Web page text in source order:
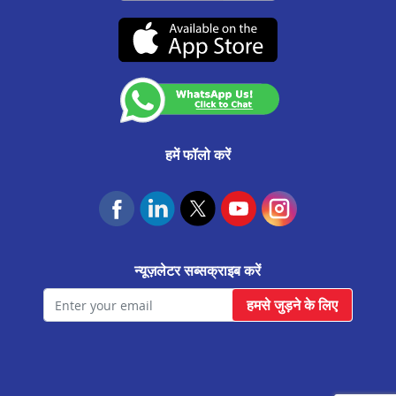
सतारा मे प्रॉपर्टी पर लोन
रत्नागिरि मे प्रॉपर्टी पर लोन
पेण मे प्रॉपर्टी पर लोन
पनवेल मे प्रॉपर्टी पर लोन
मुंबई मे प्रॉपर्टी पर लोन
कराडी मे प्रॉपर्टी पर लोन
कल्याण मे प्रॉपर्टी पर लोन
(07-दिसंबर-2026 तक वैध)
हमें फॉलो करें
न्यूज़लेटर सब्सक्राइब करें
हमसे जुड़ने के लिए